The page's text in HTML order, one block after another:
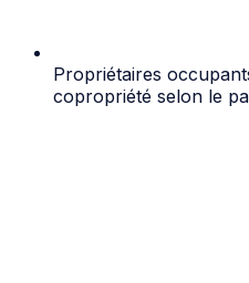
Propriétaires
copropriété selon le